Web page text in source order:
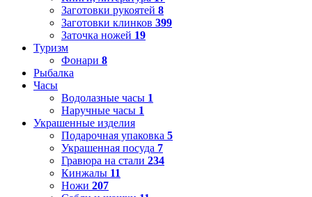
Заготовки рукоятей 8
Заготовки клинков 399
Заточка ножей 19
Туризм
Фонари 8
Рыбалка
Часы
Водолазные часы 1
Наручные часы 1
Украшенные изделия
Подарочная упаковка 5
Украшенная посуда 7
Гравюра на стали 234
Кинжалы 11
Ножи 207